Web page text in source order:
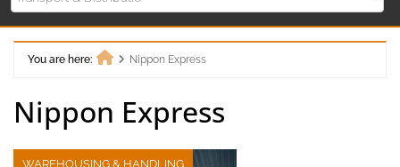
You are here:
Nippon Express
Nippon Express
WAREHOUSING & HANDLING